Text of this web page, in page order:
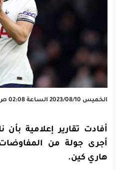
الخميس 2023/08/10 الساعة 02:08 ص
أفادت تقارير إعلامية بأن
أجرى جولة من
هاري كين.